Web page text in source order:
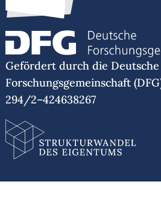
Perspektiven zum
Karls Universität, Tübingen
2021: Seminar
Anatomie einer abhängigen
Universität Duisburg-Essen
Gefördert durch die Deutsche
Forschungsgemeinschaft
294/2–424638267